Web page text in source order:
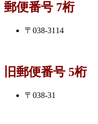
郵便番号 7桁
〒038-3114
旧郵便番号 5桁
〒038-31